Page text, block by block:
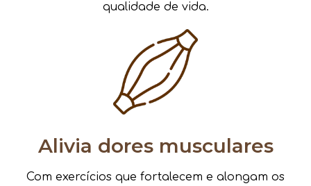
qualidade de vida.
Alivia dores musculares
Com exercícios que fortalecem e alongam os